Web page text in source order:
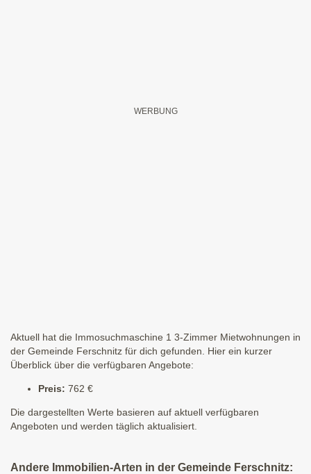
Aktuell hat die Immosuchmaschine 1 3-Zimmer Mietwohnungen in
der Gemeinde Ferschnitz für dich gefunden. Hier ein kurzer
Überblick über die verfügbaren Angebote:
Preis: 762 €
Die dargestellten Werte basieren auf aktuell verfügbaren
Angeboten und werden täglich aktualisiert.
Andere Immobilien-Arten in der Gemeinde Ferschnitz: